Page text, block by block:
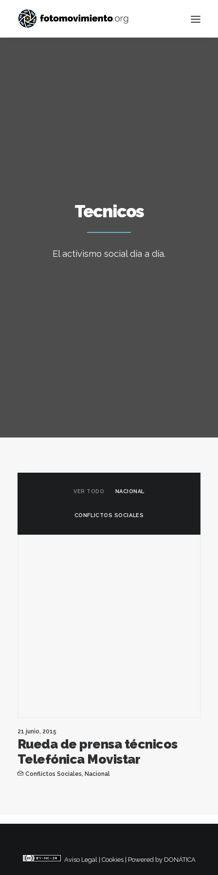
Tecnicos
El activismo social día a día.
VER TODO NACIONAL
CONFLICTOS SOCIALES
21 junio, 2015
Rueda de prensa técnicos
Telefónica Movistar
Conflictos Sociales, Nacional
Aviso Legal Cookies Powered by DONÁTICA